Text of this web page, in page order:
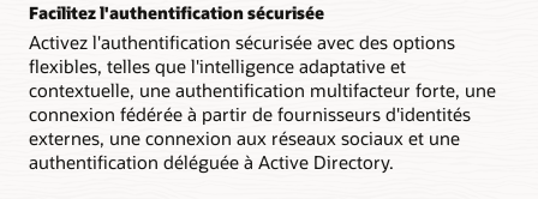
Facilitez l'authentification sécurisée
Activez l'authentification sécurisée avec des options
flexibles, telles que l'intelligence adaptative et
contextuelle, une authentification multifacteur forte, une
connexion fédérée à partir de fournisseurs d'identités
externes, une connexion aux réseaux sociaux et une
authentification déléguée à Active Directory.